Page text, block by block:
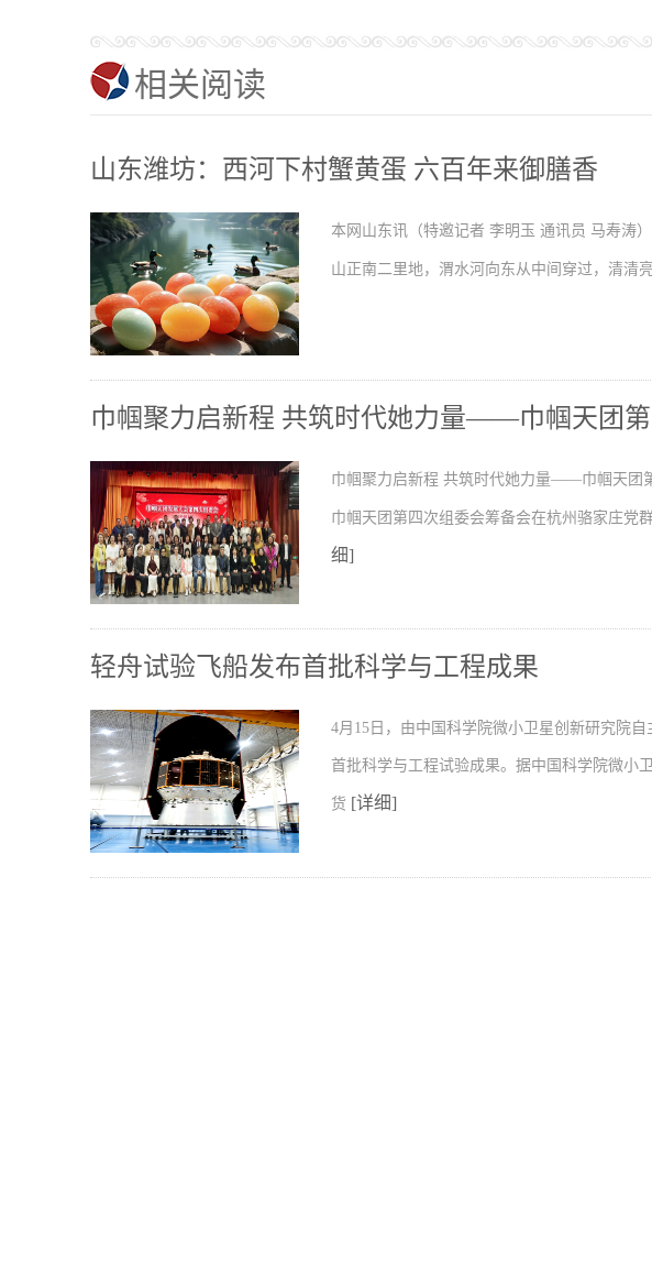
相关阅读
山东潍坊：西河下村蟹黄蛋 六百年来御膳香
本网山东讯（特邀记者 李明玉 通讯员 马寿涛
山正南二里地，渭水河向东从中间穿过，清清
巾帼聚力启新程 共筑时代她力量——巾帼天团
巾帼聚力启新程 共筑时代她力量——巾帼天团
巾帼天团第四次组委会筹备会在杭州骆家庄党
细]
轻舟试验飞船发布首批科学与工程成果
4月15日，由中国科学院微小卫星创新研究院
首批科学与工程试验成果。据中国科学院微小
货 [详细]